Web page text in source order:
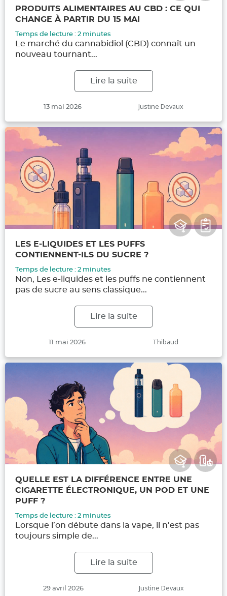
PRODUITS ALIMENTAIRES AU CBD : CE QUI
CHANGE À PARTIR DU 15 MAI
Temps de lecture : 2 minutes
Le marché du cannabidiol (CBD) connaît un
nouveau tournant...
Lire la suite
Publié
13 mai 2026 Auteur
Justine Devaux
LES E-LIQUIDES ET LES PUFFS
CONTIENNENT-ILS DU SUCRE ?
Temps de lecture : 2 minutes
Non, Les e-liquides et les puffs ne contiennent
pas de sucre au sens classique...
Lire la suite
Publié
11 mai 2026 Auteur
Thibaud
QUELLE EST LA DIFFÉRENCE ENTRE UNE
CIGARETTE ÉLECTRONIQUE, UN POD ET UNE
PUFF ?
Temps de lecture : 2 minutes
Lorsque l’on débute dans la vape, il n’est pas
toujours simple de...
Lire la suite
Publié
29 avril 2026 Auteur
Justine Devaux